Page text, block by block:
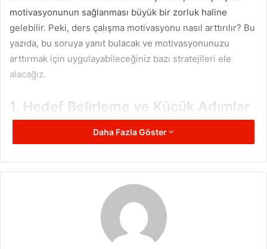
motivasyonunun sağlanması büyük bir zorluk haline
gelebilir. Peki, ders çalışma motivasyonu nasıl arttırılır? Bu
yazıda, bu soruya yanıt bulacak ve motivasyonunuzu
arttırmak için uygulayabileceğiniz bazı stratejileri ele
alacağız.
1. Hedef Belirleme ve Küçük Adımlar
Ders çalışma motivasyonunu arttırmanın ilk adımlarından
biri, belirli hedefler koymaktır. Hedefler, öğrenciyi
yönlendirir ve bir amaç duygusu yaratır. Ancak hedeflerin
başlangıçta ulaşılması imkansız gibi görünebilir ve bu da
motivasyon kaybına neden olabilir. Bu nedenle, ders
çalışma motivasyonu nasıl arttırılır sorusunun cevabını
ararken, küçük ve ulaşılabilir hedefler belirlemek oldukça
Daha Fazla Göster